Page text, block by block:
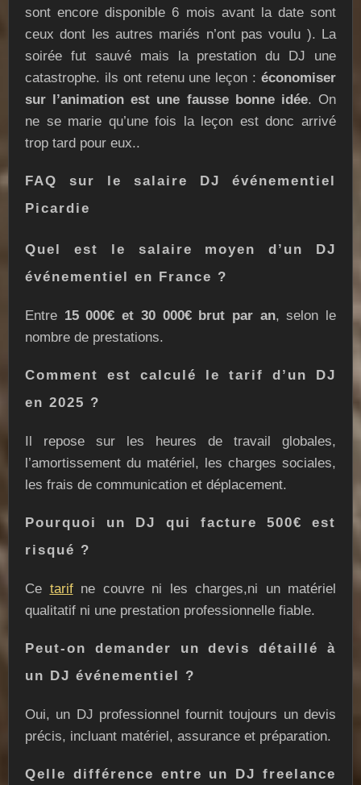
sont encore disponible 6 mois avant la date sont
ceux dont les autres mariés n’ont pas voulu ). La
soirée fut sauvé mais la prestation du DJ une
catastrophe. ils ont retenu une leçon : économiser
sur l’animation est une fausse bonne idée. On
ne se marie qu’une fois la leçon est donc arrivé
trop tard pour eux..
FAQ sur le salaire DJ événementiel
Picardie
Quel est le salaire moyen d’un DJ
événementiel en France ?
Entre 15 000€ et 30 000€ brut par an, selon le
nombre de prestations.
Comment est calculé le tarif d’un DJ
en 2025 ?
Il repose sur les heures de travail globales,
l’amortissement du matériel, les charges sociales,
les frais de communication et déplacement.
Pourquoi un DJ qui facture 500€ est
risqué ?
Ce tarifne couvre ni les charges,ni un matériel
qualitatif ni une prestation professionnelle fiable.
Peut-on demander un devis détaillé à
un DJ événementiel ?
Oui, un DJ professionnel fournit toujours un devis
précis, incluant matériel, assurance et préparation.
Qelle différence entre un DJ freelance